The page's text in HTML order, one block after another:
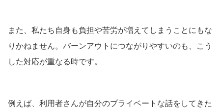
また、私たち自身も負担や苦労が増えてしまうことにもな
りかねません。バーンアウトにつながりやすいのも、こう
した対応が重なる時です。
例えば、利用者さんが自分のプライベートな話をしてきた